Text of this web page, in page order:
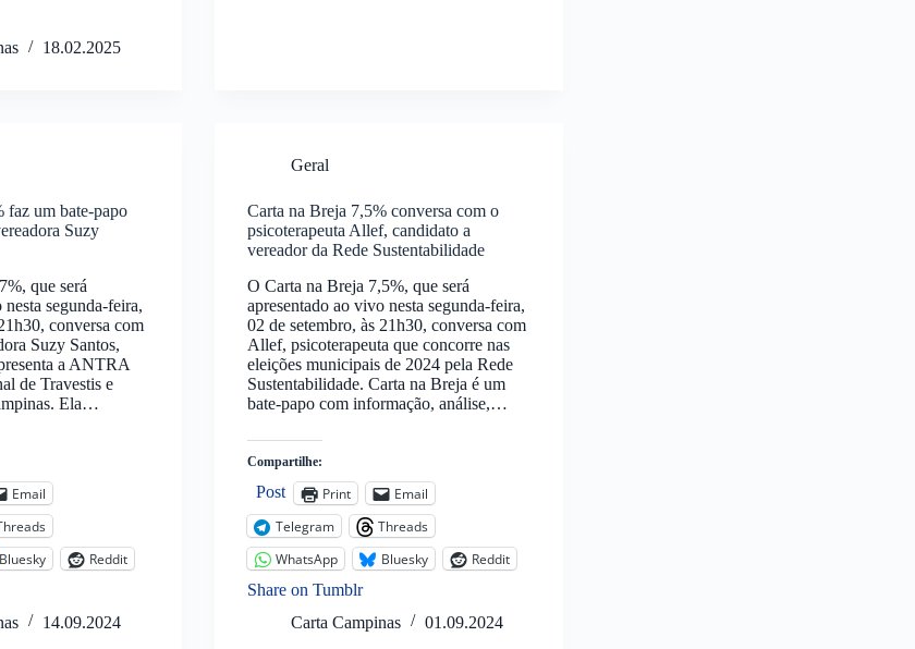
18.02.2025
faz um bate-papo
Suzy
que será
segunda-feira,
conversa com
Suzy Santos,
a ANTRA
de Travestis e
Ela…
Email
Bluesky
Reddit
14.09.2024
Geral
Carta na Breja 7,5% conversa com o
psicoterapeuta Allef, candidato a
vereador da Rede Sustentabilidade
O Carta na Breja 7,5%, que será
apresentado ao vivo nesta segunda-feira,
02 de setembro, às 21h30, conversa com
Allef, psicoterapeuta que concorre nas
eleições municipais de 2024 pela Rede
Sustentabilidade. Carta na Breja é um
bate-papo com informação, análise,…
Compartilhe:
Post Print
Email
Telegram
Threads
WhatsApp
Bluesky
Reddit
Share on Tumblr
Carta Campinas
01.09.2024